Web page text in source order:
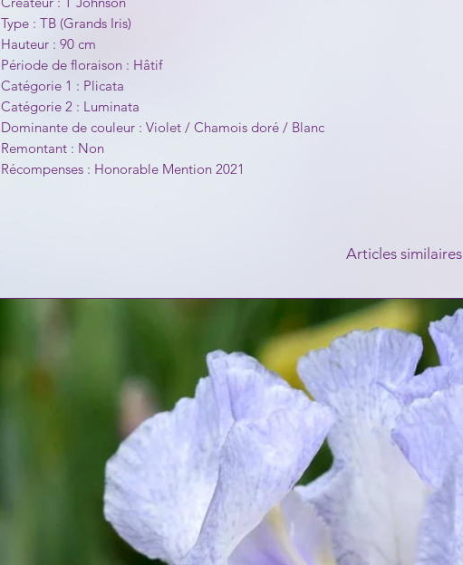
Type : TB (Grands Iris)
Hauteur : 90 cm
Période de floraison : Hâtif
Catégorie 1 : Plicata
Catégorie 2 : Luminata
Dominante de couleur : Violet / Chamois doré / Blanc
Remontant : Non
Récompenses : Honorable Mention 2021
Articles similaires